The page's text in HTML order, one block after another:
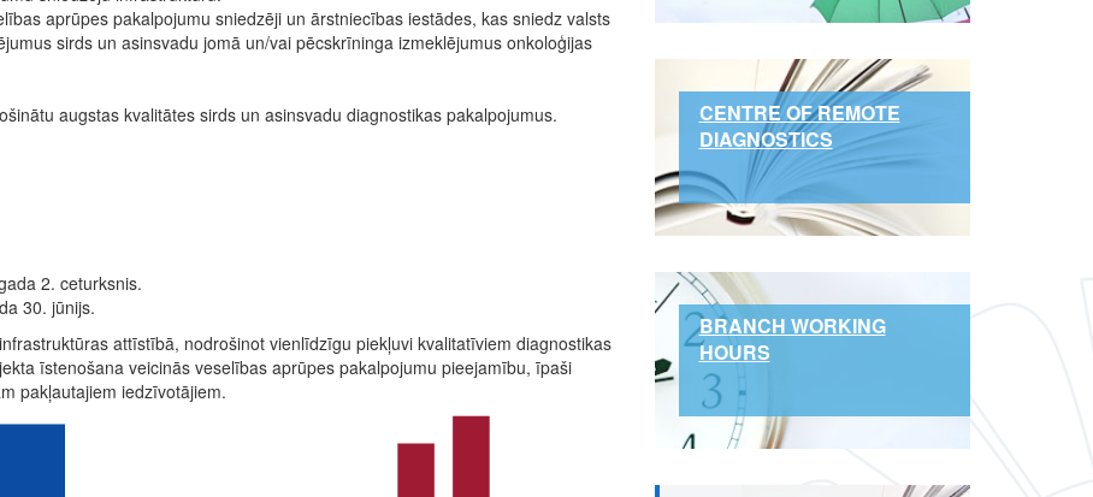
aprūpes pakalpojumu sniedzēji un ārstniecības iestādes, kas sniedz valsts
sirds un asinsvadu jomā un/vai pēcskrīninga izmeklējumus onkoloģijas
augstas kvalitātes sirds un asinsvadu diagnostikas pakalpojumus.
2. ceturksnis.
30. jūnijs.
attīstībā, nodrošinot vienlīdzīgu piekļuvi kvalitatīviem diagnostikas
īstenošana veicinās veselības aprūpes pakalpojumu pieejamību, īpaši
pakļautajiem iedzīvotājiem.
CENTRE OF REMOTE
DIAGNOSTICS
BRANCH WORKING
HOURS